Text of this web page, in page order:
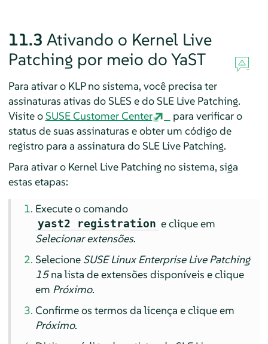
11.3 Ativando o Kernel Live
Patching por meio do YaST
Para ativar o KLP no sistema, você precisa ter
assinaturas ativas do SLES e do SLE Live Patching.
Visite oSUSE Customer Center
para verificar o
status de suas assinaturas e obter um código de
registro para a assinatura do SLE Live Patching.
Para ativar o Kernel Live Patching no sistema, siga
estas etapas:
Execute o comando
yast2 registration e clique em
Selecionar extensões.
Selecione SUSE Linux Enterprise Live Patching
15na lista de extensões disponíveis e clique
em Próximo.
Confirme os termos da licença e clique em
Próximo.